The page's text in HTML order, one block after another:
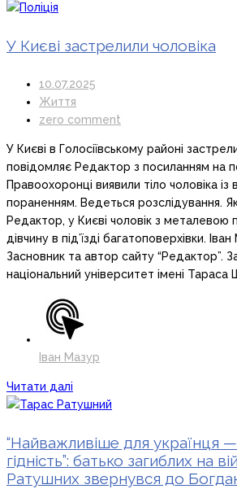
У Києві застрелили чоловіка
10.07.2025
Життя
zero comment
У Києві в Голосіївському районі
повідомляє Редактор з посиланням на
Правоохоронці виявили тіло чоловіка із
пораненням. Ведеться розслідування.
Редактор, у Києві чоловік з металевою
дівчину в під’їзді багатоповерхівки.
Засновник та автор сайту “Редактор”.
національний університет імені
Іван Мазур
Читати далі
“Найважливіше для українця —
гідність”: батько загиблих на
Ратушних звернувся до